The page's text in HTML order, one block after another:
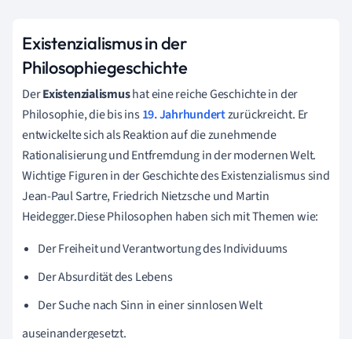
Existenzialismus in der
Philosophiegeschichte
DerExistenzialismushat eine reiche Geschichte in der
Philosophie, die bis ins19. Jahrhundertzurückreicht. Er
entwickelte sich als Reaktion auf die zunehmende
Rationalisierung und Entfremdung in der modernen Welt.
Wichtige Figuren in der Geschichte des Existenzialismus sind
Jean-Paul Sartre, Friedrich Nietzsche und Martin
Heidegger.Diese Philosophen haben sich mit Themen wie:
Der Freiheit und Verantwortung des Individuums
Der Absurdität des Lebens
Der Suche nach Sinn in einer sinnlosen Welt
auseinandergesetzt.